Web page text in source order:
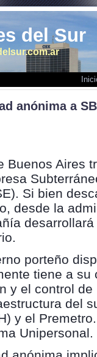
del Sur
anónima a
Buenos Aires
Si bien
desde la
porteño
tiene a su
y el control
del
y el
Unipersonal.